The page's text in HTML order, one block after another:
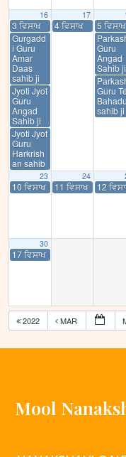
16
3 ਵਿਸਾਖ
Gurgadd
i Guru
Amar
Daas
sahib ji
Jyoti Jyot
Guru
Angad
Sahib ji
Jyoti Jyot
Guru
Harkrish
an sahib
17
4 ਵਿਸਾਖ
5 ਵਿਸਾਖ
Guru
Angad
Sahib ji
Guru
sahib ji
23
10 ਵਿਸਾਖ
24
11 ਵਿਸਾਖ 12
30
17 ਵਿਸਾਖ
2022 MAR
Mool